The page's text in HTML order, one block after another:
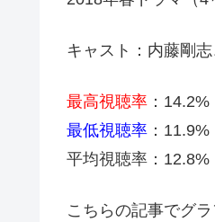
キャスト：内藤剛
最高視聴率 ：14.2%
最低視聴率 ：11.9%
平均視聴率：12.8%
こちらの記事でグ